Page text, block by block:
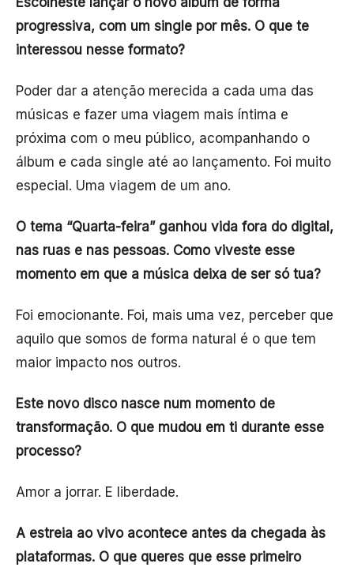
progressiva, com um single por mês. O que te
interessou nesse formato?
Poder dar a atenção merecida a cada uma das
músicas e fazer uma viagem mais íntima e
próxima com o meu público, acompanhando o
álbum e cada single até ao lançamento. Foi muito
especial. Uma viagem de um ano.
O tema “Quarta-feira” ganhou vida fora do digital,
nas ruas e nas pessoas. Como viveste esse
momento em que a música deixa de ser só tua?
Foi emocionante. Foi, mais uma vez, perceber que
aquilo que somos de forma natural é o que tem
maior impacto nos outros.
Este novo disco nasce num momento de
transformação. O que mudou em ti durante esse
processo?
Amor a jorrar. E liberdade.
A estreia ao vivo acontece antes da chegada às
plataformas. O que queres que esse primeiro